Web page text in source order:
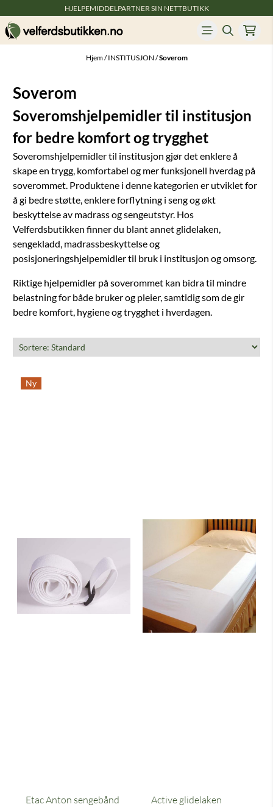
Hopp til innholdHJELPEMIDDELPARTNER SIN NETTBUTIKK
Hjem/INSTITUSJON /Soverom
Soverom
Soveromshjelpemidler til institusjon
for bedre komfort og trygghet
Soveromshjelpemidler til institusjon gjør det enklere å
skape en trygg, komfortabel og mer funksjonell hverdag på
soverommet. Produktene i denne kategorien er utviklet for
å gi bedre støtte, enklere forflytning i seng og økt
beskyttelse av madrass og sengeutstyr. Hos
Velferdsbutikken finner du blant annet glidelaken,
sengekladd, madrassbeskyttelse og
posisjoneringshjelpemidler til bruk i institusjon og omsorg.
Riktige hjelpemidler på soverommet kan bidra til mindre
belastning for både bruker og pleier, samtidig som de gir
bedre komfort, hygiene og trygghet i hverdagen.
Ny
Etac Anton sengebånd
Active glidelaken